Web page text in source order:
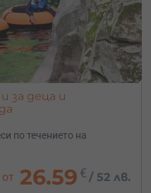
за деца и
по течението на
от 26.59 € /52 лв.